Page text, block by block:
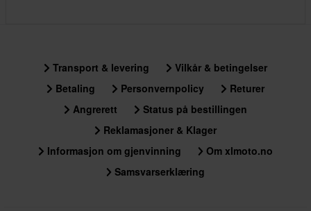
Transport & levering
Vilkår & betingelser
Betaling
Personvernpolicy
Returer
Angrerett
Status på bestillingen
Reklamasjoner & Klager
Informasjon om gjenvinning
Om xlmoto.no
Samsvarserklæring